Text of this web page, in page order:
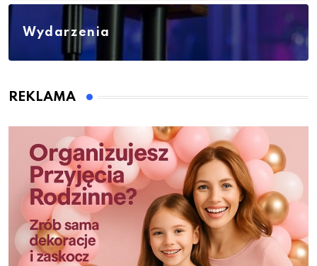
Wydarzenia
REKLAMA